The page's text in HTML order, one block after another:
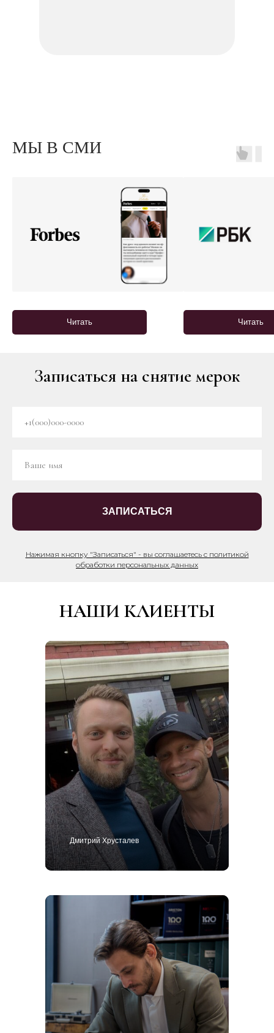
МЫ В СМИ
Читать Читать
Записаться на снятие мерок
ЗАПИСАТЬСЯ
Нажимая кнопку "Записаться" - вы соглашаетесь с политикой
обработки персональных данных
НАШИ КЛИЕНТЫ
Дмитрий Хрусталев